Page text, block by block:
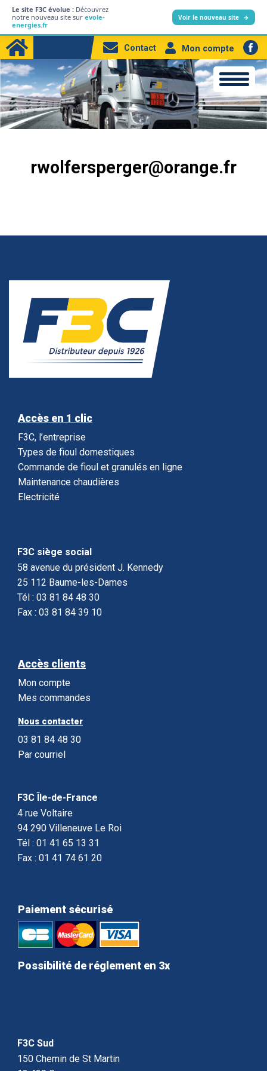
Le site F3C évolue : Découvrez
notre nouveau site sur evole-
energies.fr
Voir le nouveau site →
Professionnels
Produits
Station-service
Electricité
Contact Mon compte
rwolfersperger@orange.fr
Accès en 1 clic
F3C, l’entreprise
Types de fioul domestiques
Commande de fioul et granulés en ligne
Maintenance chaudières
Electricité
F3C siège social
58 avenue du président J. Kennedy
25 112 Baume-les-Dames
Tél : 03 81 84 48 30
Fax : 03 81 84 39 10
Accès clients
Mon compte
Mes commandes
Nous contacter
03 81 84 48 30
Par courriel
F3C Île-de-France
4 rue Voltaire
94 290 Villeneuve Le Roi
Tél : 01 41 65 13 31
Fax : 01 41 74 61 20
Paiement sécurisé
Possibilité de réglement en 3x
F3C Sud
150 Chemin de St Martin